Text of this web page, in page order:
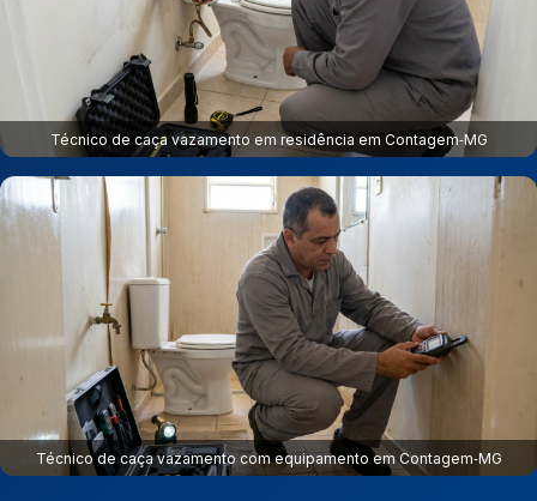
Técnico de caça vazamento em residência em Contagem‑MG
Técnico de caça vazamento com equipamento em Contagem‑MG